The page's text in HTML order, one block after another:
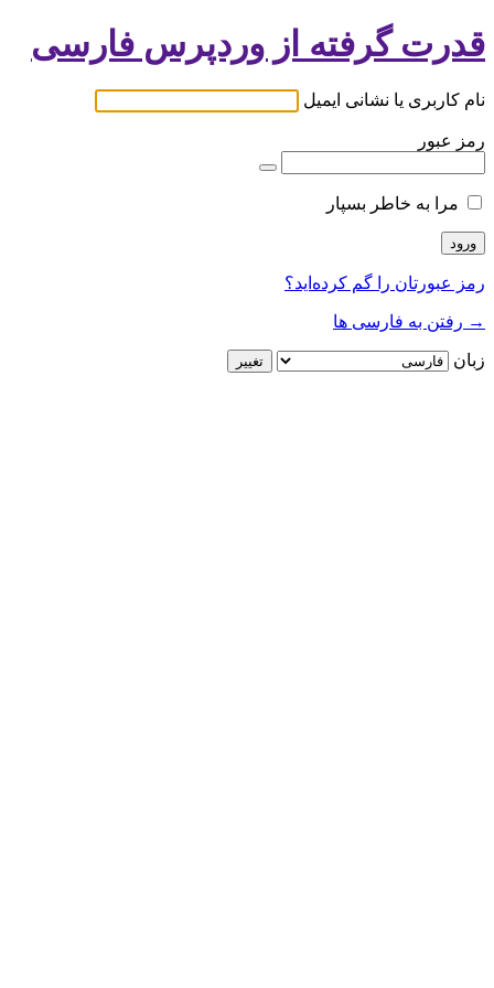
قدرت گرفته از وردپرس فارسی
نام کاربری یا نشانی ایمیل
رمز عبور
مرا به خاطر بسپار
رمز عبورتان را گم کرده‌اید؟
→ رفتن به فارسی ها
زبان